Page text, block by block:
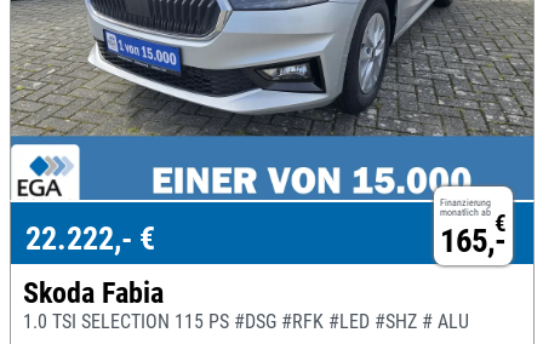
Finanzierung
monatlich ab €
165,-
22.222,- €
Skoda Fabia
1.0 TSI SELECTION 115 PS #DSG #RFK #LED #SHZ # ALU